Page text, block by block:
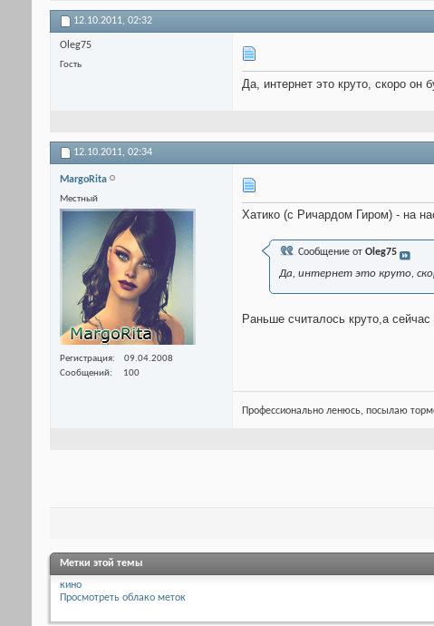
12.10.2011, 02:32
Oleg75
Гость
Да, интернет это круто, скоро
12.10.2011, 02:34
MargoRita
Местный
Регистрация
09.04.2008
Сообщений
100
Хатико (с Ричардом Гиром) - на
Сообщение от Oleg75
Да, интернет это круто,
Раньше считалось круто,а
Профессионально ленюсь, посылаю
Метки этой темы
кино
Просмотреть облако меток